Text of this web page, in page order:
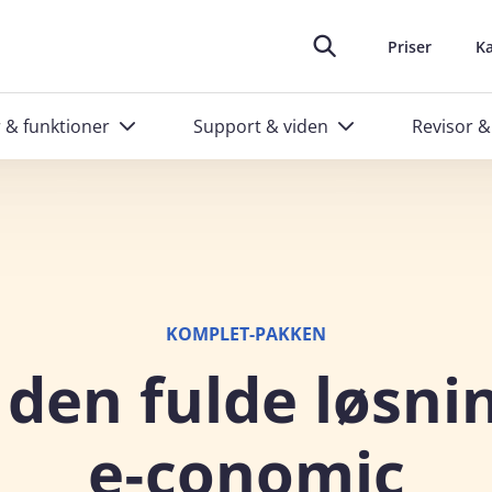
Header top
Priser
& funktioner Support & viden Revisor
KOMPLET-PAKKEN
den fulde
e‑conomic